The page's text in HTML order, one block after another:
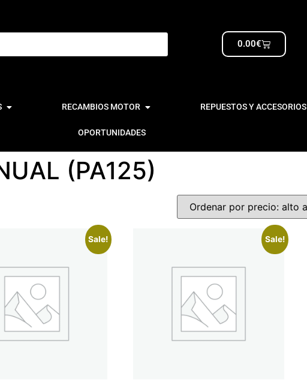
0.00€
RECAMBIOS MOTOR REPUESTOS Y ACCESORIOS
OPORTUNIDADES
(PA125)
Sale! Sale!